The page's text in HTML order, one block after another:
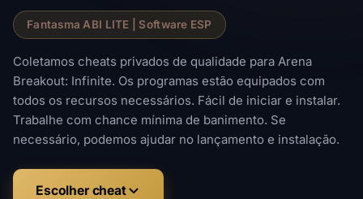
Fantasma ABI LITE | Software ESP
Coletamos cheats privados de qualidade para Arena
Breakout: Infinite. Os programas estão equipados com
todos os recursos necessários. Fácil de iniciar e instalar.
Trabalhe com chance mínima de banimento. Se
necessário, podemos ajudar no lançamento e instalação.
Escolher cheat